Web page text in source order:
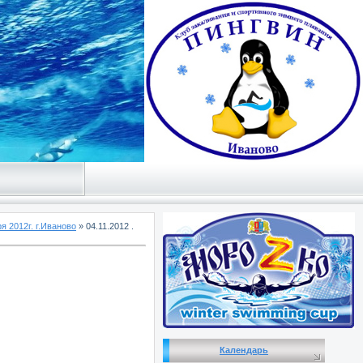
2012г. г.Иваново » 04.11.2012 .
Календарь